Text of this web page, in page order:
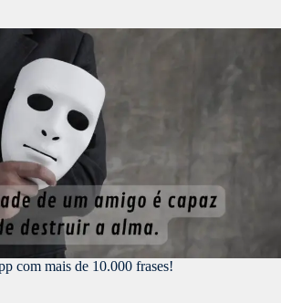
com mais de 10.000 frases!